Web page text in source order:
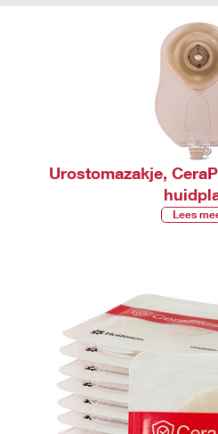
Urostomazakje,
Lees